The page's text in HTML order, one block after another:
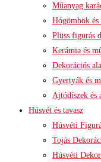
Műanyag
Hógömbök
Plüss figurás
Kerámia és
Dekorációs
Gyertyák és
Ajtódíszek és
Húsvét és tavasz
Húsvéti
Tojás
Húsvéti